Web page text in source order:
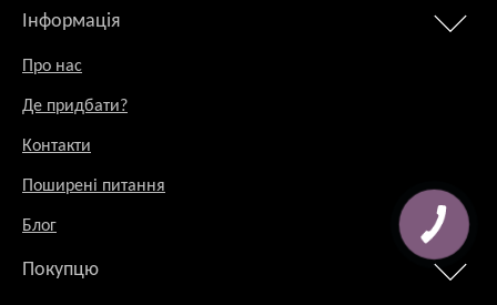
Інформація
Про нас
Де придбати?
Контакти
Поширені питання
Блог
Покупцю